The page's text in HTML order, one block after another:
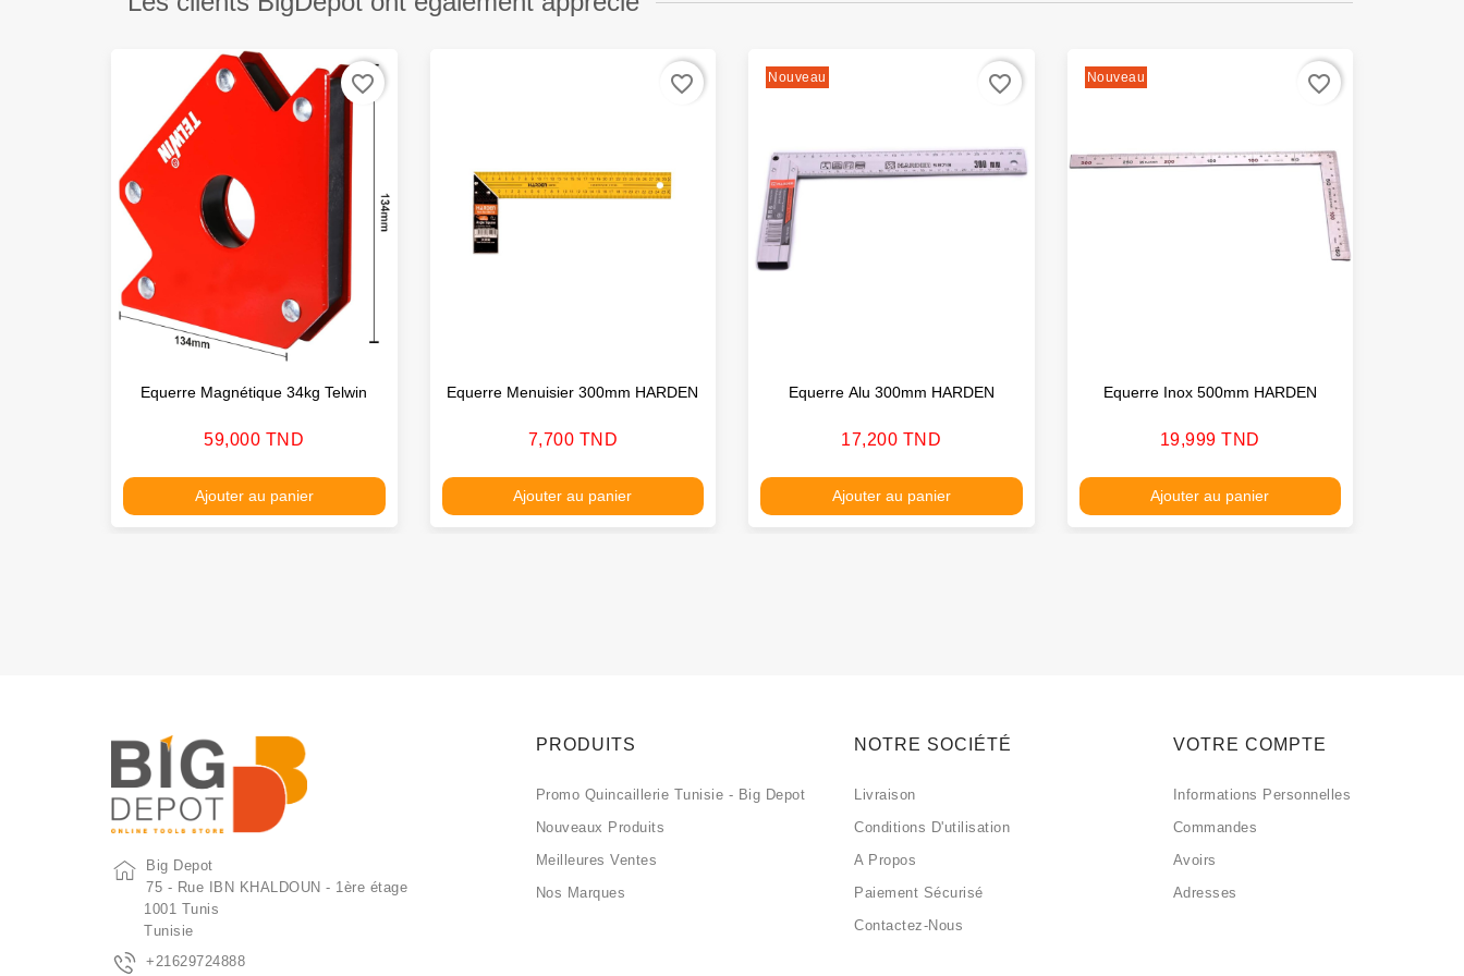
Equerre Magnétique 34kg Telwin
Prix
59,000 TND
Ajouter au panier
favorite_border
Equerre Menuisier 300mm HARDEN
Prix
7,700 TND
Ajouter au panier
favorite_border Nouveau
Equerre Alu 300mm HARDEN
Prix
17,200 TND
Ajouter au panier
favorite_border Nouveau
Equerre Inox 500mm HARDEN
Prix
19,999 TND
Ajouter au panier
favorite_border
Big Depot
75 - Rue IBN KHALDOUN - 1ère étage
1001 Tunis
Tunisie
+21629724888
PRODUITS
Promo Quincaillerie Tunisie - Big Depot
Nouveaux Produits
Meilleures Ventes
Nos Marques
NOTRE SOCIÉTÉ
Livraison
Conditions D'utilisation
A Propos
Paiement Sécurisé
Contactez-Nous
VOTRE COMPTE
Informations Personnelles
Commandes
Avoirs
Adresses